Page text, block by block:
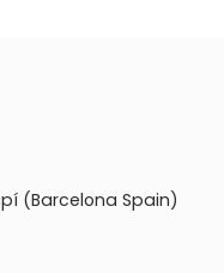
(Barcelona Spain)